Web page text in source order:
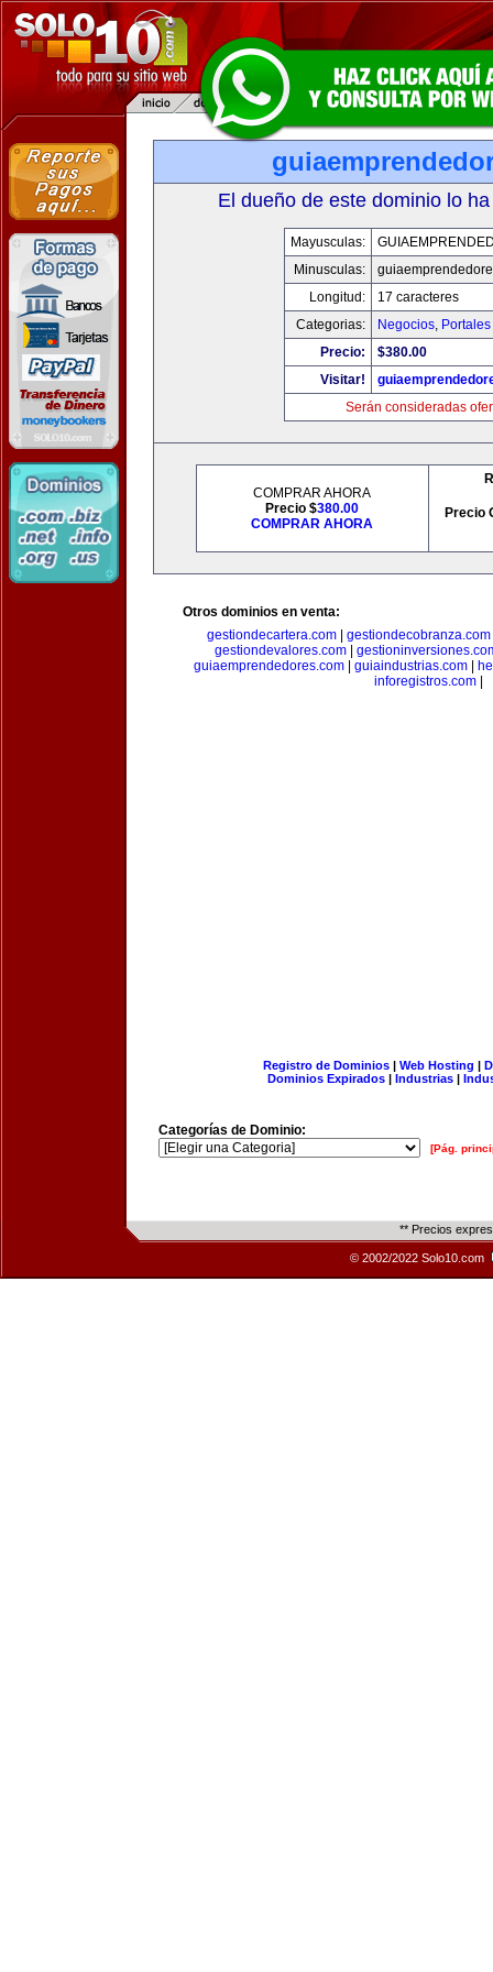
El dueño de este dominio lo
Mayusculas:
Minusculas:
Longitud:
17 caracteres
Categorias:
Negocios, Portales
Precio:
$380.00
Visitar!
Serán consideradas
COMPRAR AHORA
Precio $380.00
COMPRAR AHORA
Precio
Otros dominios en venta:
gestiondecartera.com| gestiondecobranza.com
gestiondevalores.com|
guiaemprendedores.com
guiaindustrias.com
inforegistros.com|
Registro de Dominios| Web Hosting |
Dominios Expirados | Industrias |
Categorías de Dominio:
[Pág.
** Precios
© 2002/2022 Solo10.com